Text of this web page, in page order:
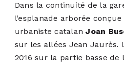
Dans la continuité de la
l’esplanade arborée
urbaniste catalanJoan
sur les allées Jean Jaurès.
2016 sur la partie basse de